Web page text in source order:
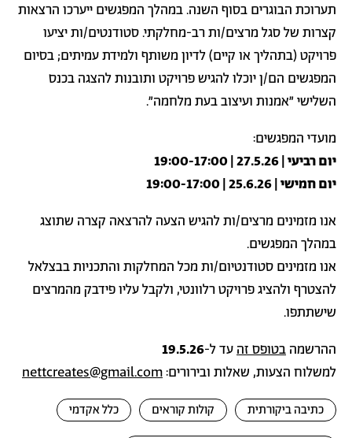
תערוכת הבוגרים בסוף השנה. במהלך המפגשים ייערכו הרצאות
קצרות של סגל מרצים/ות רב-מחלקתי. סטודנטים/ות יציעו
פרויקט (בתהליך או קיים) לדיון משותף ולמידת עמיתים; בסיום
המפגשים הם/ן יוכלו להגיש פרויקט ותובנות להצגה בכנס
השלישי ״אמנות ועיצוב בעת מלחמה״.
מועדי המפגשים:
יום רביעי | 27.5.26 | 19:00-17:00
יום חמישי | 25.6.26 | 19:00-17:00
אנו מזמינים מרצים/ות להגיש הצעה להרצאה קצרה שתוצג
במהלך המפגשים.
אנו מזמינים סטודנטיום/ות מכל המחלקות והתכניות בבצלאל
להצטרף ולהציג פרויקט רלוונטי, ולקבל עליו פידבק מהמרצים
שישתתפו.
ההרשמה בטופס זהעד ל-19.5.26
למשלוח הצעות, שאלות ובירורים:nettcreates@gmail.com
כתיבה ביקורתית קולות קוראים כלל אקדמי